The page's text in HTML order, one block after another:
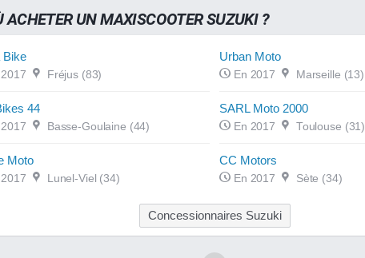
ACHETER UN MAXISCOOTER SUZUKI ?
Bike
2017 Fréjus (83)
Urban Moto
En 2017 Marseille (13)
44
2017 Basse-Goulaine (44)
SARL Moto 2000
En 2017 Toulouse (31)
Moto
2017 Lunel-Viel (34)
CC Motors
En 2017 Sète (34)
Concessionnaires Suzuki